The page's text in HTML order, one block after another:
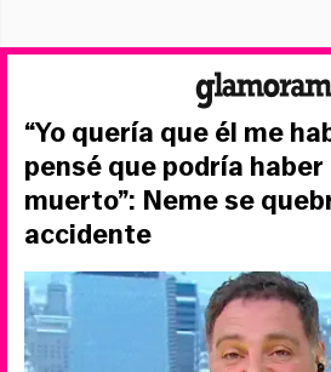
“Yo quería que él me
pensé que podría
muerto”: Neme se
accidente